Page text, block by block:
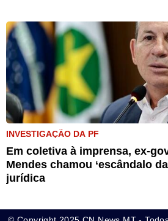
INVESTIGAÇÃO DA PF
Em coletiva à imprensa, ex-
Mendes chamou ‘escândalo
jurídica